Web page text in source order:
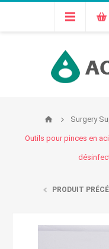
Surgery
Outils pour pinces en
PRODUIT